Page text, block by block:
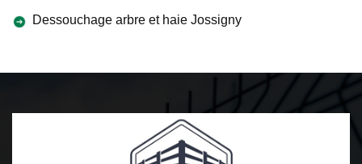
Dessouchage arbre et haie Jossigny